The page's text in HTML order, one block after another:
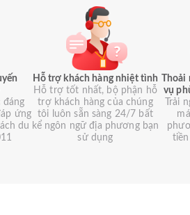
đáng
ứng
du
Hỗ trợ khách hàng nhiệt tình
Hỗ trợ tốt nhất, bộ phận hỗ
trợ khách hàng của chúng
tôi luôn sẵn sàng 24/7 bất
kể ngôn ngữ địa phương bạn
sử dụng
vụ
Trải